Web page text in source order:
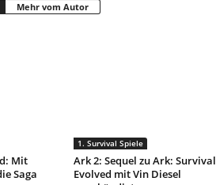
Mehr vom Autor
Mit
Saga
1. Survival Spiele
Ark 2: Sequel zu Ark: Survival
Evolved mit Vin Diesel